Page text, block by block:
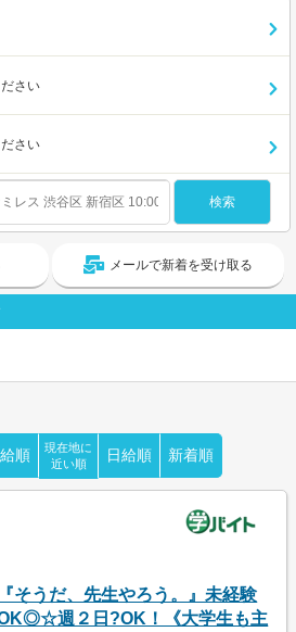
さい
さい
メールで新着を受け取る
順
現在地に
近い順
日給順 新着順
『そうだ、先生やろう。』未経験
週２日?OK！《大学生も主